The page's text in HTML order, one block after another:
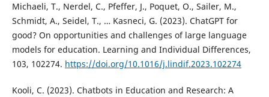
Michaeli, T., Nerdel, C., Pfeffer, J., Poquet, O., Sailer, M.,
Schmidt, A., Seidel, T., … Kasneci, G. (2023). ChatGPT for
good? On opportunities and challenges of large language
models for education. Learning and Individual Differences,
103, 102274. https://doi.org/10.1016/j.lindif.2023.102274
Kooli, C. (2023). Chatbots in Education and Research: A